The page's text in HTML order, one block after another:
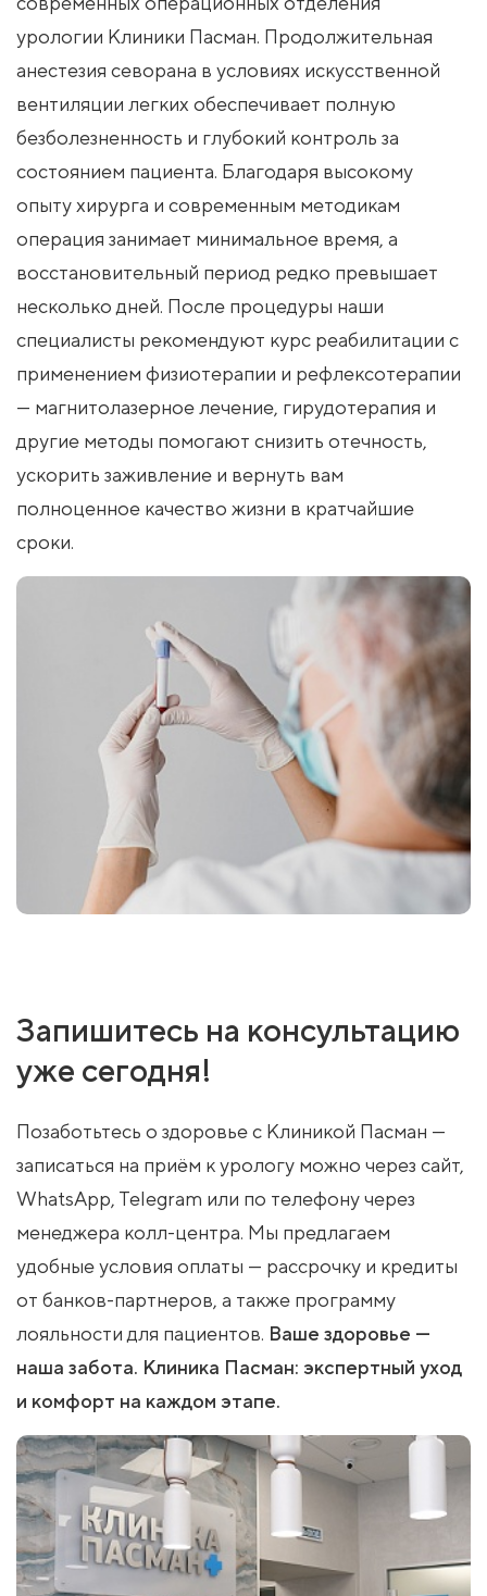
урологии Клиники Пасман. Продолжительная
анестезия севорана в условиях искусственной
вентиляции легких обеспечивает полную
безболезненность и глубокий контроль за
состоянием пациента. Благодаря высокому
опыту хирурга и современным методикам
операция занимает минимальное время, а
восстановительный период редко превышает
несколько дней. После процедуры наши
специалисты рекомендуют курс реабилитации с
применением физиотерапии и рефлексотерапии
— магнитолазерное лечение, гирудотерапия и
другие методы помогают снизить отечность,
ускорить заживление и вернуть вам
полноценное качество жизни в кратчайшие
сроки.
Запишитесь на консультацию
уже сегодня!
Позаботьтесь о здоровье с Клиникой Пасман —
записаться на приём к урологу можно через сайт,
WhatsApp, Telegram или по телефону через
менеджера колл-центра. Мы предлагаем
удобные условия оплаты — рассрочку и кредиты
от банков-партнеров, а также программу
лояльности для пациентов. Ваше здоровье —
наша забота. Клиника Пасман: экспертный уход
и комфорт на каждом этапе.